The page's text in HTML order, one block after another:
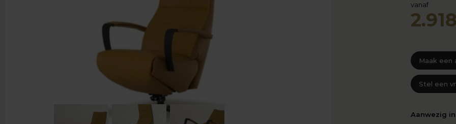
vanaf
Maak een
Stel een
Aanwezig